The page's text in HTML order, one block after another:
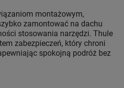
montażowym,
zamontować na dachu
stosowania narzędzi. Thule
zabezpieczeń, który chroni
spokojną podróż bez